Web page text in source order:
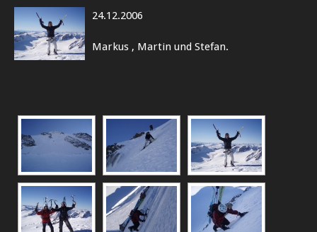
24.12.2006
Markus , Martin und Stefan.